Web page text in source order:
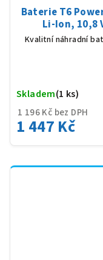
Baterie T6
Li-Ion, 10,8
Kvalitní náhradní
1 196 Kč bez DPH
1 447 Kč
Skladem(1 ks)